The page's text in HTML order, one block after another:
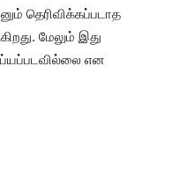
தெரிவிக்கப்படாத
மேலும் இது
என